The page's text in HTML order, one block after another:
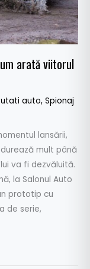
arată viitorul
auto, Spionaj
lansării,
mult până
va fi dezvăluită.
la Salonul Auto
prototip cu
de serie,